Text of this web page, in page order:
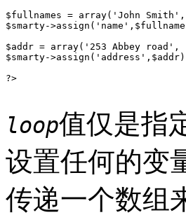
$fullnames = array('John
$smarty-
$addr = array('253 Abbey
$smarty-
?>
loop值仅是指
设置任何的变
传递一个数组